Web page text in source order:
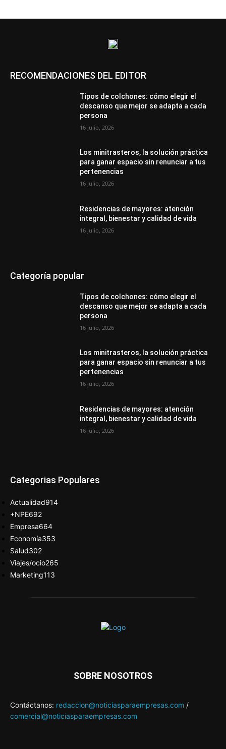
RECOMENDACIONES DEL EDITOR
Tipos de colchones: cómo elegir el
descanso que mejor se adapta a cada
persona
16 julio, 2026
Los minitrasteros, la solución práctica
para ganar espacio sin renunciar a tus
pertenencias
16 julio, 2026
Residencias de mayores: atención
integral, bienestar y calidad de vida
16 julio, 2026
Categoría popular
Tipos de colchones: cómo elegir el
descanso que mejor se adapta a cada
persona
16 julio, 2026
Los minitrasteros, la solución práctica
para ganar espacio sin renunciar a tus
pertenencias
16 julio, 2026
Residencias de mayores: atención
integral, bienestar y calidad de vida
16 julio, 2026
Categorias Populares
Actualidad914
+NPE692
Empresa664
Economía353
Salud302
Viajes/ocio265
Marketing113
SOBRE NOSOTROS
Contáctanos: redaccion@noticiasparaempresas.com /
comercial@noticiasparaempresas.com